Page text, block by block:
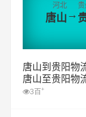
河北
唐山 →
贵
唐山到贵阳物
唐山至贵阳物
3百+